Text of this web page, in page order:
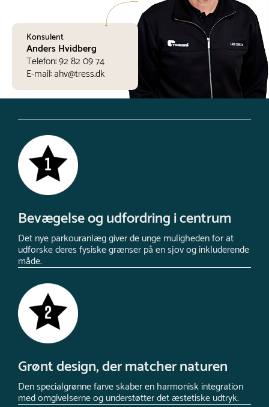
Konsulent
Anders Hvidberg
Telefon:92 82 09 74
E-mail:ahv@tress.dk
Bevægelse og udfordring i centrum
Det nye parkouranlæg giver de unge muligheden for at
udforske deres fysiske grænser på en sjov og inkluderende
måde.
Grønt design, der matcher naturen
Den specialgrønne farve skaber en harmonisk integration
med omgivelserne og understøtter det æstetiske udtryk.